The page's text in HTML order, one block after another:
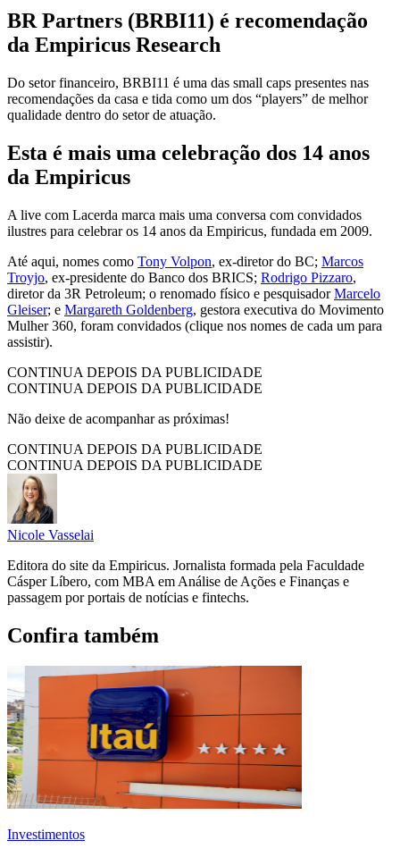
BR Partners (BRBI11) é recomendação
da Empiricus Research
Do setor financeiro, BRBI11 é uma das small caps presentes nas
recomendações da casa e tida como um dos “players” de melhor
qualidade dentro do setor de atuação.
Esta é mais uma celebração dos 14 anos
da Empiricus
A live com Lacerda marca mais uma conversa com convidados
ilustres para celebrar os 14 anos da Empiricus, fundada em 2009.
Até aqui, nomes como Tony Volpon, ex-diretor do BC; Marcos
Troyjo, ex-presidente do Banco dos BRICS; Rodrigo Pizzaro,
diretor da 3R Petroleum; o renomado físico e pesquisadorMarcelo
Gleiser; e Margareth Goldenberg, gestora executiva do Movimento
Mulher 360, foram convidados (clique nos nomes de cada um para
assistir).
CONTINUA DEPOIS DA PUBLICIDADE
CONTINUA DEPOIS DA PUBLICIDADE
Não deixe de acompanhar as próximas!
CONTINUA DEPOIS DA PUBLICIDADE
CONTINUA DEPOIS DA PUBLICIDADE
Nicole Vasselai
Editora do site da Empiricus. Jornalista formada pela Faculdade
Cásper Líbero, com MBA em Análise de Ações e Finanças e
passagem por portais de notícias e fintechs.
Confira também
Investimentos